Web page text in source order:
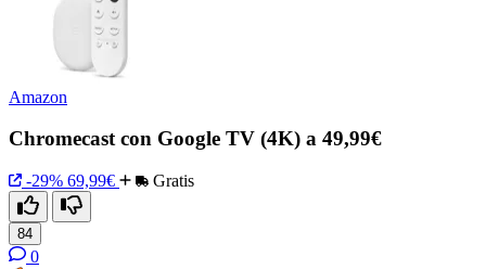
Amazon
Chromecast con Google TV (4K) a 49,99€
-29% 69,99€ Gratis
84
0